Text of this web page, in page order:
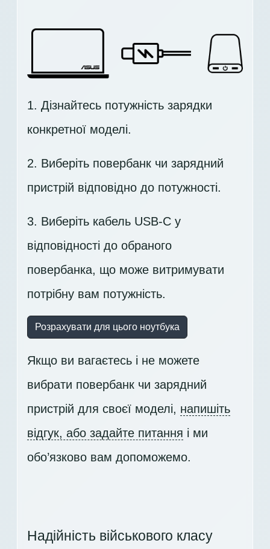
1. Дізнайтесь потужність зарядки
конкретної моделі.
2. Виберіть повербанк чи зарядний
пристрій відповідно до потужності.
3. Виберіть кабель USB-C у
відповідності до обраного
повербанка, що може витримувати
потрібну вам потужність.
Розрахувати для цього ноутбука
Якщо ви вагаєтесь і не можете
вибрати повербанк чи зарядний
пристрій для своєї моделі, напишіть
відгук, або задайте питання і ми
обо’язково вам допоможемо.
Надійність військового класу